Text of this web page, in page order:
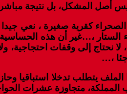
ليس أصل المشكل، بل نتيجة
كقرية صغيرة ، نعي جيدا
الستار ،…غير أن هذه
نحتاج إلى وقفات احتجاجية،
،…
الملف يتطلب تدخلا استباقيا
متجاوزة عشرات